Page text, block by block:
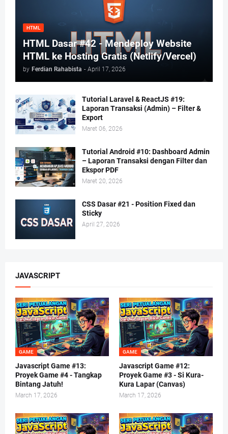
HTML
HTML Dasar #42 - Mendeploy Website
HTML ke Hosting Gratis (Netlify/Vercel)
by Ferdian Rahabista - April 17, 2026
Tutorial Laravel & ReactJS #19:
Laporan Transaksi (Admin) – Filter &
Export
Maret 06, 2026
Tutorial Android #10: Dashboard Admin
– Laporan Transaksi dengan Filter dan
Ekspor PDF
Maret 20, 2026
CSS Dasar #21 - Position Fixed dan
Sticky
April 27, 2026
JAVASCRIPT
GAME
Javascript Game #13:
Proyek Game #4 - Tangkap
Bintang Jatuh!
March 17, 2026
GAME
Javascript Game #12:
Proyek Game #3 - Si Kura-
Kura Lapar (Canvas)
March 17, 2026